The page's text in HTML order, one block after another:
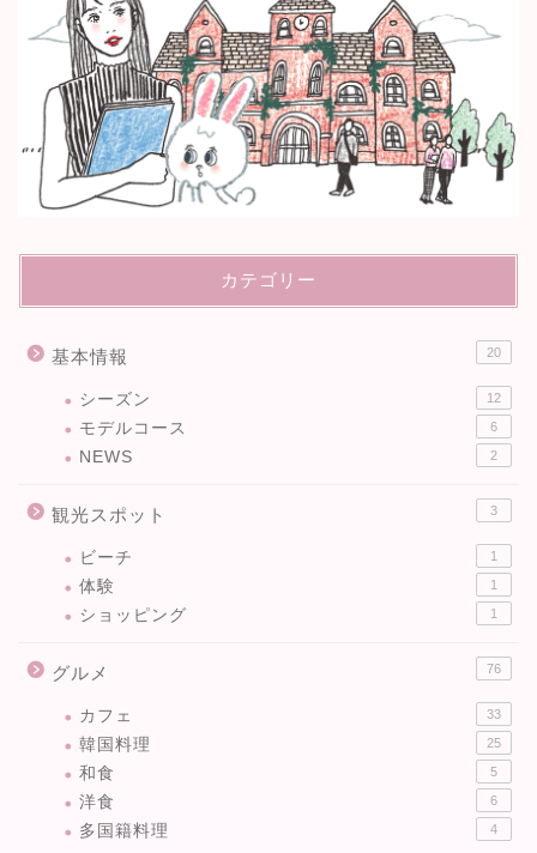
カテゴリー
基本情報 20
シーズン 12
モデルコース 6
NEWS 2
観光スポット 3
ビーチ 1
体験 1
ショッピング 1
グルメ 76
カフェ 33
韓国料理 25
和食 5
洋食 6
多国籍料理 4